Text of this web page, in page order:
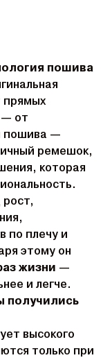
пошива
прямых
— от
пошива —
ремешок,
которая
по плечу и
этому он
жизни —
и легче.
получились
высокого
только при